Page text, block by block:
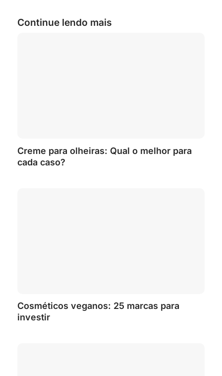
Continue lendo mais
Creme para olheiras: Qual o melhor para
cada caso?
Cosméticos veganos: 25 marcas para
investir